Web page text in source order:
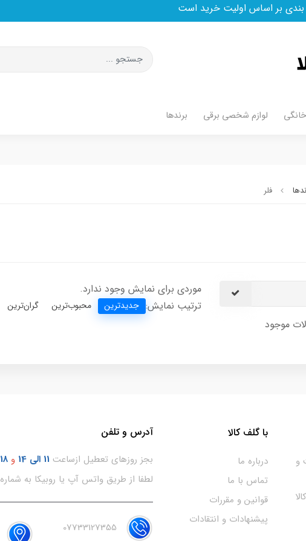
بر اساس اولیت خرید است
لوازم شخصی برقی برندها
فلر
موجود
موردی برای نمایش وجود ندارد.
ترتیب نمایش: جدیدترین محبوب‌ترین گران‌ترین
و
با گلف کالا
درباره ما
تماس با ما
قوانین و مقررات
پیشنهادات و انتقادات
آدرس و تلفن
بجز روزهای تعطیل ازساعت 11 الی 14 و 18 الی 20
لطفا از طریق واتس آپ یا روبیکا به شماره
07733127355